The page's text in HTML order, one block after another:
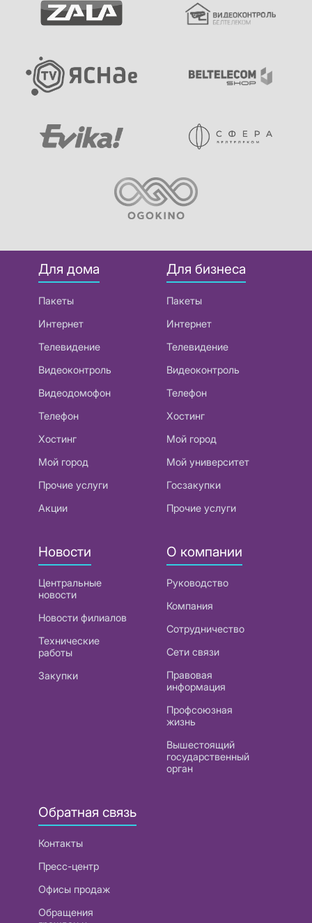
Для дома
Пакеты
Интернет
Телевидение
Видеоконтроль
Видеодомофон
Телефон
Хостинг
Мой город
Прочие услуги
Акции
Для бизнеса
Пакеты
Интернет
Телевидение
Видеоконтроль
Телефон
Хостинг
Мой город
Мой университет
Госзакупки
Прочие услуги
Новости
Центральные
новости
Новости филиалов
Технические
работы
Закупки
О компании
Руководство
Компания
Сотрудничество
Сети связи
Правовая
информация
Профсоюзная
жизнь
Вышестоящий
государственный
орган
Обратная связь
Контакты
Пресс-центр
Офисы продаж
Обращения